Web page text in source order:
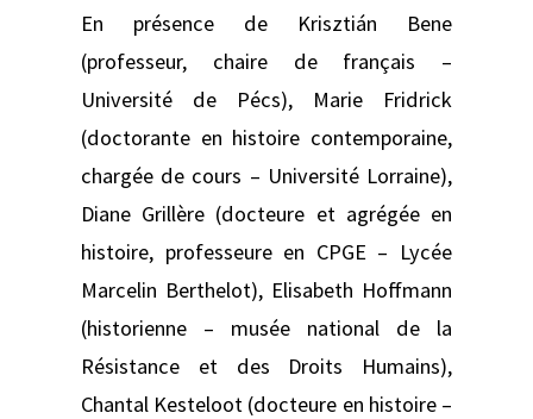
En présence de Krisztián Bene
(professeur, chaire de français –
Université de Pécs), Marie Fridrick
(doctorante en histoire contemporaine,
chargée de cours – Université Lorraine),
Diane Grillère (docteure et agrégée en
histoire, professeure en CPGE – Lycée
Marcelin Berthelot), Elisabeth Hoffmann
(historienne – musée national de la
Résistance et des Droits Humains),
Chantal Kesteloot (docteure en histoire –